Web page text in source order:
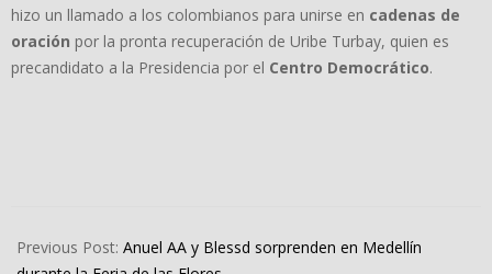
hizo un llamado a los colombianos para unirse en cadenas de
oración por la pronta recuperación de Uribe Turbay, quien es
precandidato a la Presidencia por el Centro Democrático.
08-
Previous Post: Anuel AA y Blessd sorprenden en Medellín